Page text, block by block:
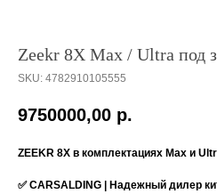
Zeekr 8X Max / Ultra под
SKU: 4782910105555
9750000,00 р.
ZEEKR 8X в комплектациях Max и
✅ CARSALDING | Надежный дилер